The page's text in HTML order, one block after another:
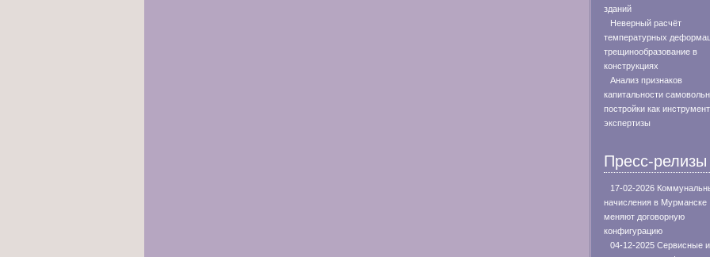
зданий
Неверный расчёт
температурных
трещинообразование в
конструкциях
Анализ признаков
капитальности
постройки как инструмент
экспертизы
Пресс-релизы
17-02-2026
начисления в Мурманске
меняют договорную
конфигурацию
04-12-2025 Сервисные и